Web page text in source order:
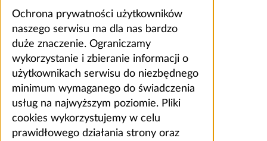
Ochrona prywatności użytkowników
naszego serwisu ma dla nas bardzo
duże znaczenie. Ograniczamy
wykorzystanie i zbieranie informacji o
użytkownikach serwisu do niezbędnego
minimum wymaganego do świadczenia
usług na najwyższym poziomie. Pliki
cookies wykorzystujemy w celu
prawidłowego działania strony oraz